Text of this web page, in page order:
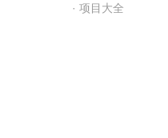
· 项目大全